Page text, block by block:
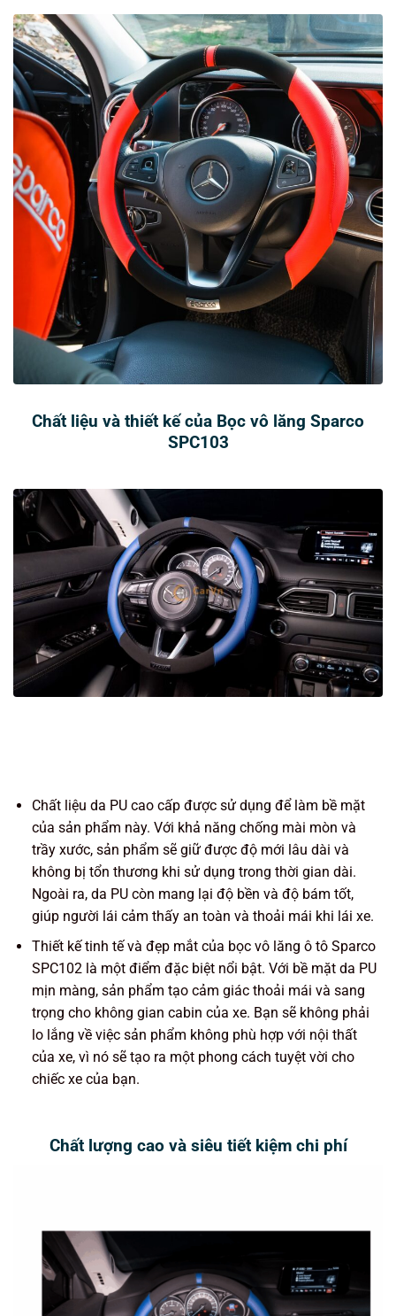
Chất liệu và thiết kế của Bọc vô lăng Sparco
SPC103
Chất liệu da PU cao cấp được sử dụng để làm bề mặt
của sản phẩm này. Với khả năng chống mài mòn và
trầy xước, sản phẩm sẽ giữ được độ mới lâu dài và
không bị tổn thương khi sử dụng trong thời gian dài.
Ngoài ra, da PU còn mang lại độ bền và độ bám tốt,
giúp người lái cảm thấy an toàn và thoải mái khi lái xe.
Thiết kế tinh tế và đẹp mắt của bọc vô lăng ô tô Sparco
SPC102 là một điểm đặc biệt nổi bật. Với bề mặt da PU
mịn màng, sản phẩm tạo cảm giác thoải mái và sang
trọng cho không gian cabin của xe. Bạn sẽ không phải
lo lắng về việc sản phẩm không phù hợp với nội thất
của xe, vì nó sẽ tạo ra một phong cách tuyệt vời cho
chiếc xe của bạn.
Chất lượng cao và siêu tiết kiệm chi phí